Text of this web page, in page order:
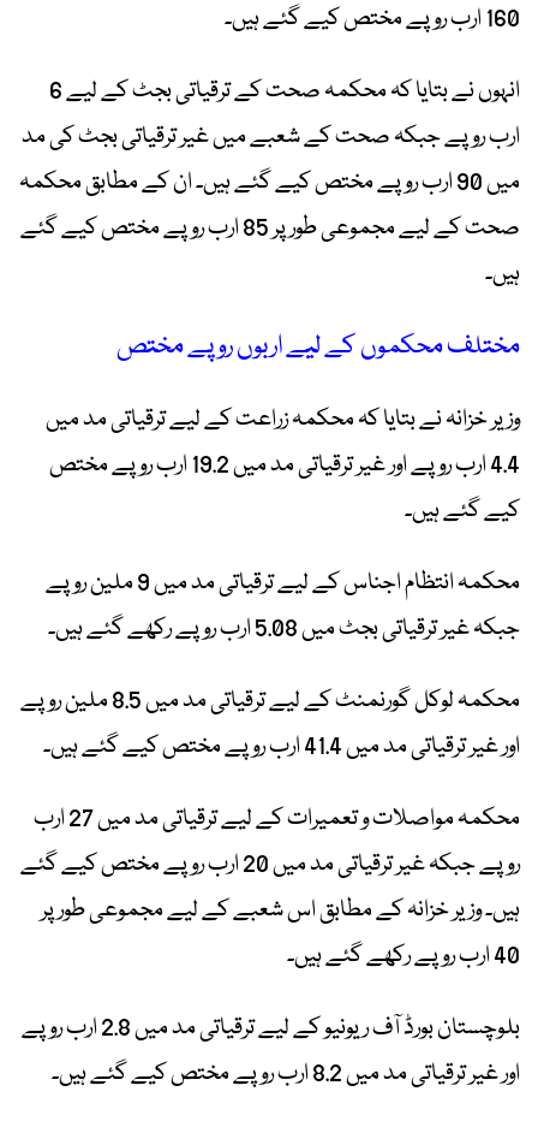
160 ارب روپے مختص کیے گئے ہیں۔
انہوں نے بتایا کہ محکمہ صحت کے ترقیاتی بجٹ کے لیے 6
ارب روپے جبکہ صحت کے شعبے میں غیر ترقیاتی بجٹ کی مد
میں 90 ارب روپے مختص کیے گئے ہیں۔ ان کے مطابق محکمہ
صحت کے لیے مجموعی طور پر 85 ارب روپے مختص کیے گئے
ہیں۔
مختلف محکموں کے لیے اربوں روپے مختص
وزیر خزانہ نے بتایا کہ محکمہ زراعت کے لیے ترقیاتی مد میں
4.4 ارب روپے اور غیر ترقیاتی مد میں 19.2 ارب روپے مختص
کیے گئے ہیں۔
محکمہ انتظام اجناس کے لیے ترقیاتی مد میں 9 ملین روپے
جبکہ غیر ترقیاتی بجٹ میں 5.08 ارب روپے رکھے گئے ہیں۔
محکمہ لوکل گورنمنٹ کے لیے ترقیاتی مد میں 8.5 ملین روپے
اور غیر ترقیاتی مد میں 41.4 ارب روپے مختص کیے گئے ہیں۔
محکمہ مواصلات و تعمیرات کے لیے ترقیاتی مد میں 27 ارب
روپے جبکہ غیر ترقیاتی مد میں 20 ارب روپے مختص کیے گئے
ہیں۔ وزیر خزانہ کے مطابق اس شعبے کے لیے مجموعی طور پر
40 ارب روپے رکھے گئے ہیں۔
بلوچستان بورڈ آف ریونیو کے لیے ترقیاتی مد میں 2.8 ارب روپے
اور غیر ترقیاتی مد میں 8.2 ارب روپے مختص کیے گئے ہیں۔